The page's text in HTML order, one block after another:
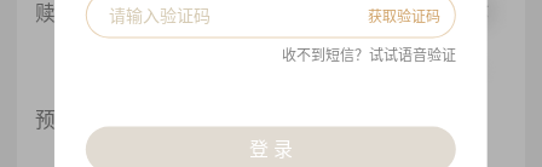
赎回开放日
每年每月的每个交易日，不提前不
顺延
登录可见
预估赎回日
请于2026-08-10 15:00前提交赎回申请
登录可见
获取验证码
收不到短信？试试语音验证
登 录